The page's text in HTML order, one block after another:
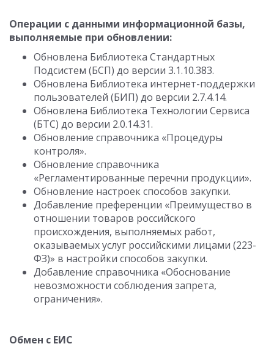
Операции с данными информационной базы,
выполняемые при обновлении:
Обновлена Библиотека Стандартных
Подсистем (БСП) до версии 3.1.10.383.
Обновлена Библиотека интернет-поддержки
пользователей (БИП) до версии 2.7.4.14.
Обновлена Библиотека Технологии Сервиса
(БТС) до версии 2.0.14.31.
Обновление справочника «Процедуры
контроля».
Обновление справочника
«Регламентированные перечни продукции».
Обновление настроек способов закупки.
Добавление преференции «Преимущество в
отношении товаров российского
происхождения, выполняемых работ,
оказываемых услуг российскими лицами (223-
ФЗ)» в настройки способов закупки.
Добавление справочника «Обоснование
невозможности соблюдения запрета,
ограничения».
Обмен с ЕИС